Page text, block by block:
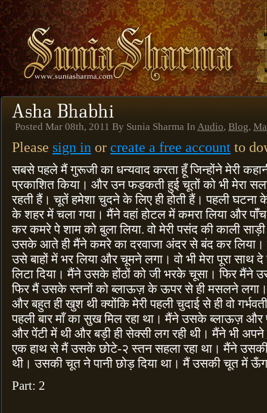
Posted Mar 08th, 2011 By Sunia Sharma In Audio, Blog,
Please sign in or create a free account to
सबसे पहले मैं गुरूजी का धन्यवाद करता हूँ जिन्होंने मेरी
प्रकाशित किया। और उन फड़कती हुई चूतों को भी मेरा
रहती हैं। चूतें हमेशा चुदने के लिए ही होती हैं। पहली घटना
के शहर में चला गया। मैंने वहां होटल में कमरा लिया और
कर कमरे पे शाम को बुला लिया. वो मेरी पसंद की काली
उसके आते ही मैंने कमरे का दरवाजा अंदर से बंद कर लिया।
उसे बाहों में भर लिया और चूमने लगा। वो भी मेरा पूरा साथ
लिटा दिया। मैंने उसके होंठों को जी भरके चूसा। फिर मैंने
फिर मैं उसके स्तनों को ब्लाऊज़ के ऊपर से ही मसलने लगा।
और बहुत ही खुश थी क्योंकि मेरी पहली चुदाई से ही वो
पहली बार माँ का सुख मिल रहा था। मैंने उसके ब्लाऊज़ और
और पेंटी में थी और बड़ी ही सेक्सी लग रही थी। मैंने भी
एक हाथ से मैं उसके छोटे-२ स्तन सहला रहा था। मैंने उसकी
थी। उसकी चूत ने पानी छोड़ दिया था। मैं उसकी चूत में
Part: 2